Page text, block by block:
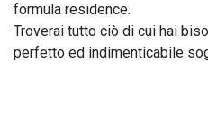
formula residence.
Troverai tutto ciò di cui hai
perfetto ed indimenticabile